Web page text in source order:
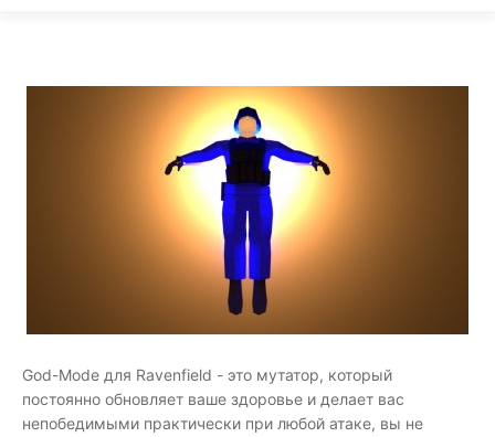
God-Mode для Ravenfield - это мутатор, который
постоянно обновляет ваше здоровье и делает вас
непобедимыми практически при любой атаке, вы не